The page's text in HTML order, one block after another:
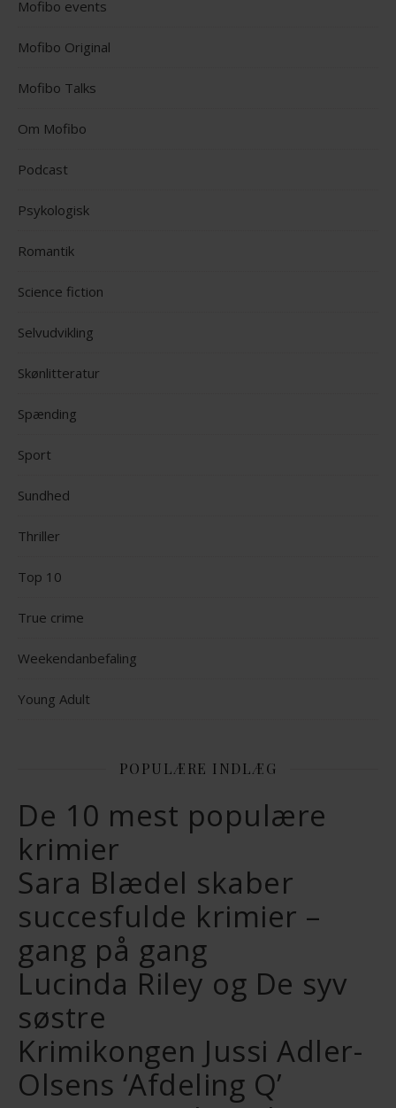
Mofibo events
Mofibo Original
Mofibo Talks
Om Mofibo
Podcast
Psykologisk
Romantik
Science fiction
Selvudvikling
Skønlitteratur
Spænding
Sport
Sundhed
Thriller
Top 10
True crime
Weekendanbefaling
Young Adult
POPULÆRE INDLÆG
De 10 mest populære
krimier
Sara Blædel skaber
succesfulde krimier –
gang på gang
Lucinda Riley og De syv
søstre
Krimikongen Jussi Adler-
Olsens ‘Afdeling Q’